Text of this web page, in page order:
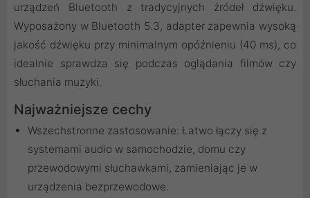
urządzeń Bluetooth z tradycyjnych źródeł dźwięku.
Wyposażony w Bluetooth 5.3, adapter zapewnia wysoką
jakość dźwięku przy minimalnym opóźnieniu (40 ms), co
idealnie sprawdza się podczas oglądania filmów czy
słuchania muzyki.
Najważniejsze cechy
Wszechstronne zastosowanie: Łatwo łączy się z
systemami audio w samochodzie, domu czy
przewodowymi słuchawkami, zamieniając je w
urządzenia bezprzewodowe.